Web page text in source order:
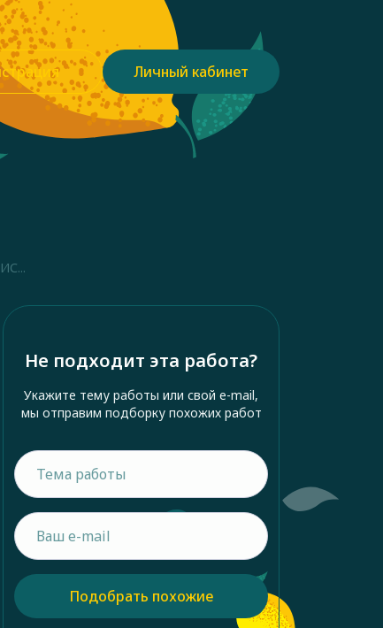
Личный кабинет
Не подходит эта работа?
Укажите тему работы или свой e-mail,
мы отправим подборку похожих работ
Подобрать похожие